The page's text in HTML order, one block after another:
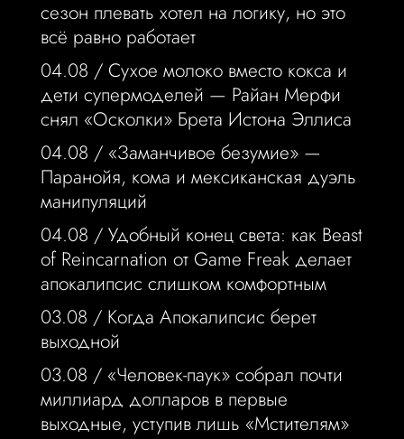
сезон плевать хотел на логику, но это
всё равно работает
04.08 / Сухое молоко вместо кокса и
дети супермоделей — Райан Мерфи
снял «Осколки» Брета Истона Эллиса
04.08 / «Заманчивое безумие» —
Паранойя, кома и мексиканская дуэль
манипуляций
04.08 / Удобный конец света: как Beast
of Reincarnation от Game Freak делает
апокалипсис слишком комфортным
03.08 / Когда Апокалипсис берет
выходной
03.08 / «Человек-паук» собрал почти
миллиард долларов в первые
выходные, уступив лишь «Мстителям»